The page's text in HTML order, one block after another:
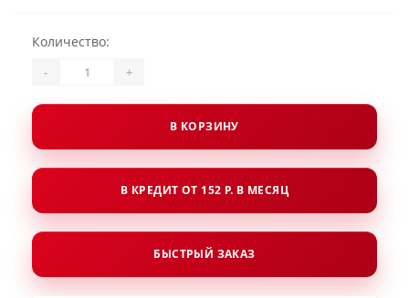
Количество:
- +
В КОРЗИНУ
В КРЕДИТ ОТ 152 Р. В МЕСЯЦ
БЫСТРЫЙ ЗАКАЗ